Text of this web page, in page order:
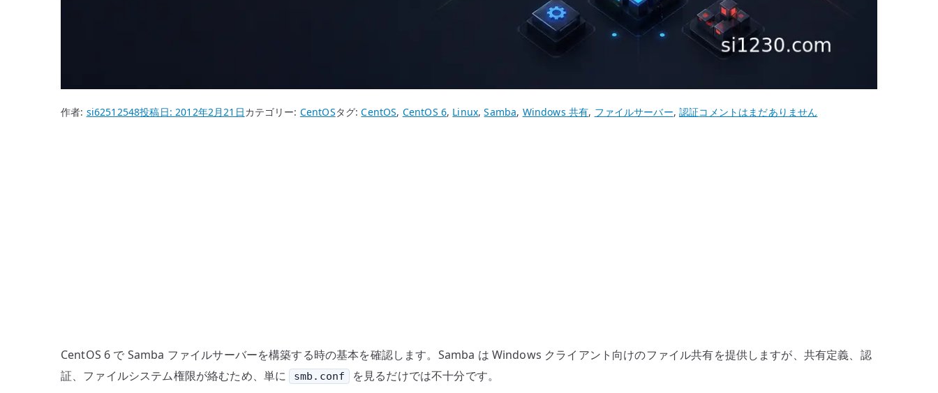
作者: si62512548投稿日:2012年2月21日カテゴリー: CentOSタグ:CentOS, CentOS 6, Linux,Samba, Windows 共有, ファイルサーバー,認証CentOS
–
Windows
コメントはまだありません
CentOS 6 で Samba ファイルサーバーを構築する時の基本を確認します。Samba は Windows クライアント向けのファイル共有を提供しますが、共有定義、認
証、ファイルシステム権限が絡むため、単に
smb.conf を見るだけでは不十分です。